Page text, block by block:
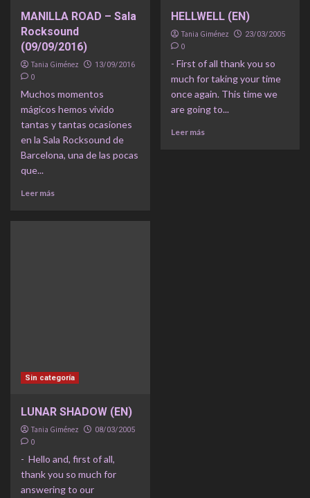
MANILLA ROAD – Sala
Rocksound
(09/09/2016)
Tania Giménez 13/09/2016
0
Muchos momentos
mágicos hemos vivido
tantas y tantas ocasiones
en la Sala Rocksound de
Barcelona, una de las pocas
que...
Leer más
HELLWELL (EN)
Tania Giménez 23/03/2005
0
- First of all thank you so
much for taking your time
once again. This time we
are going to...
Leer más
Sin categoría
LUNAR SHADOW (EN)
Tania Giménez 08/03/2005
0
- Hello and, first of all,
thank you so much for
answering to our